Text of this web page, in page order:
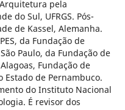
pela
do Sul, UFRGS. Pós-
de Kassel, Alemanha.
da Fundação de
Paulo, da Fundação de
Fundação de
Estado de Pernambuco.
do Instituto Nacional
É revisor dos